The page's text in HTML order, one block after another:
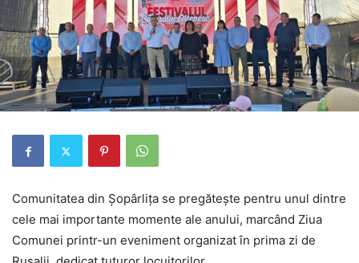
Comunitatea din Șopârlița se pregătește pentru unul dintre
cele mai importante momente ale anului, marcând Ziua
Comunei printr-un eveniment organizat în prima zi de